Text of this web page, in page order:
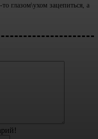
глазом\ухом зацепиться, а